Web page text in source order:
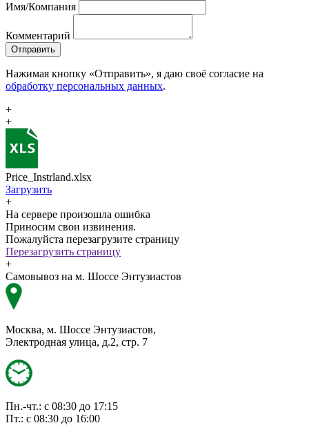
Имя/Компания
Комментарий
Отправить
Нажимая кнопку «Отправить», я даю своё согласие на
обработку персональных данных.
+
+
Price_Instrland.xlsx
Загрузить
+
На сервере произошла ошибка
Приносим свои извинения.
Пожалуйста перезагрузите страницу
Перезагрузить страницу
+
Самовывоз на м. Шоссе Энтузиастов
Москва, м. Шоссе Энтузиастов,
Электродная улица, д.2, стр. 7
Пн.-чт.: с 08:30 до 17:15
Пт.: с 08:30 до 16:00